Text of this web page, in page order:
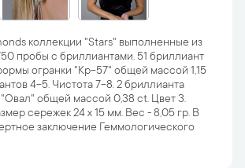
коллекции "Stars" выполненные из
пробы с бриллиантами. 51 бриллиант
огранки "Кр-57" общей массой 1,15
4-5. Чистота 7-8. 2 бриллианта
общей массой 0,38 ct. Цвет 3.
сережек 24 х 15 мм. Вес - 8,05 гр. В
заключение Геммологического